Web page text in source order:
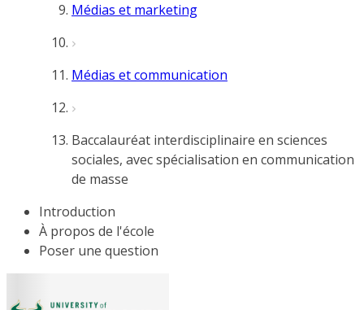
Médias et marketing
Médias et communication
Baccalauréat interdisciplinaire en sciences
sociales, avec spécialisation en communication
de masse
Introduction
À propos de l'école
Poser une question